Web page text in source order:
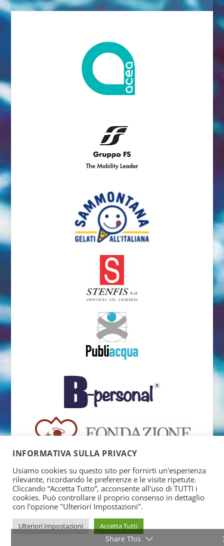
INFORMATIVA SULLA PRIVACY
Usiamo cookies su questo sito per fornirti un'esperienza
rilevante, ricordando le preferenze e le visite ripetute.
Cliccando “Accetta Tutto”, acconsente all'uso di TUTTI i
cookies. Può controllare il proprio consenso in dettaglio
con l'opzione "Ulteriori Impostazioni".
Ulteriori Impostazioni Accetta Tutti
Share This